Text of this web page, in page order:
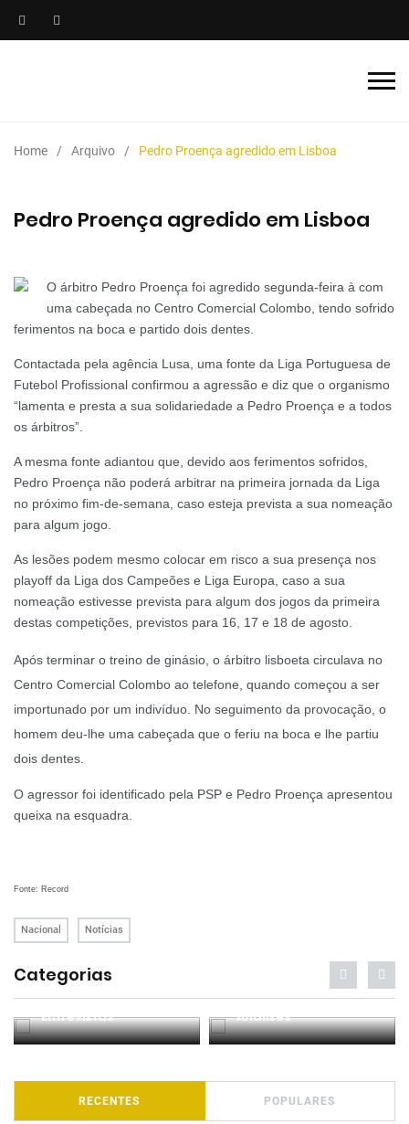
Home Arquivo Pedro Proença agredido em Lisboa
Pedro Proença agredido em Lisboa
O árbitro Pedro Proença foi agredido segunda-feira à com
uma cabeçada no Centro Comercial Colombo, tendo sofrido
ferimentos na boca e partido dois dentes.
Contactada pela agência Lusa, uma fonte da Liga Portuguesa de
Futebol Profissional confirmou a agressão e diz que o organismo
“lamenta e presta a sua solidariedade a Pedro Proença e a todos
os árbitros”.
A mesma fonte adiantou que, devido aos ferimentos sofridos,
Pedro Proença não poderá arbitrar na primeira jornada da Liga
no próximo fim-de-semana, caso esteja prevista a sua nomeação
para algum jogo.
As lesões podem mesmo colocar em risco a sua presença nos
playoff da Liga dos Campeões e Liga Europa, caso a sua
nomeação estivesse prevista para algum dos jogos da primeira
destas competições, previstos para 16, 17 e 18 de agosto.
Após terminar o treino de ginásio, o árbitro lisboeta circulava no
Centro Comercial Colombo ao telefone, quando começou a ser
importunado por um indivíduo. No seguimento da provocação, o
homem deu-lhe uma cabeçada que o feriu na boca e lhe partiu
dois dentes.
O agressor foi identificado pela PSP e Pedro Proença apresentou
queixa na esquadra.
Fonte: Record
Nacional Notícias
Categorias
Entrevistas Análises
RECENTES POPULARES